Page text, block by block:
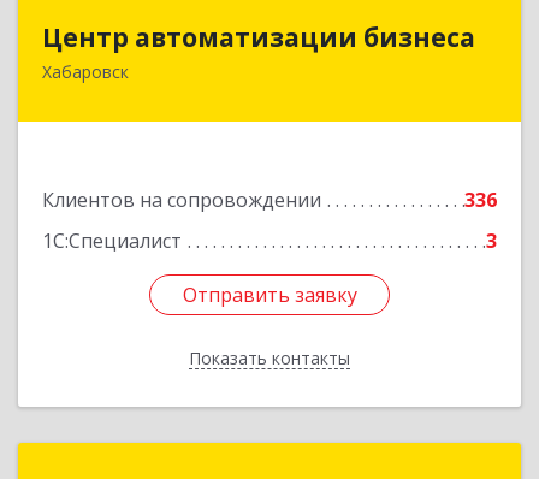
Центр автоматизации бизнеса
Хабаровск
Клиентов на сопровождении
336
1С:Специалист
3
Отправить заявку
Показать контакты
Центр автоматизации бизнеса
680030, Хабаровский край, Хабаровск г, Ленина
Отправить заявку
Назад